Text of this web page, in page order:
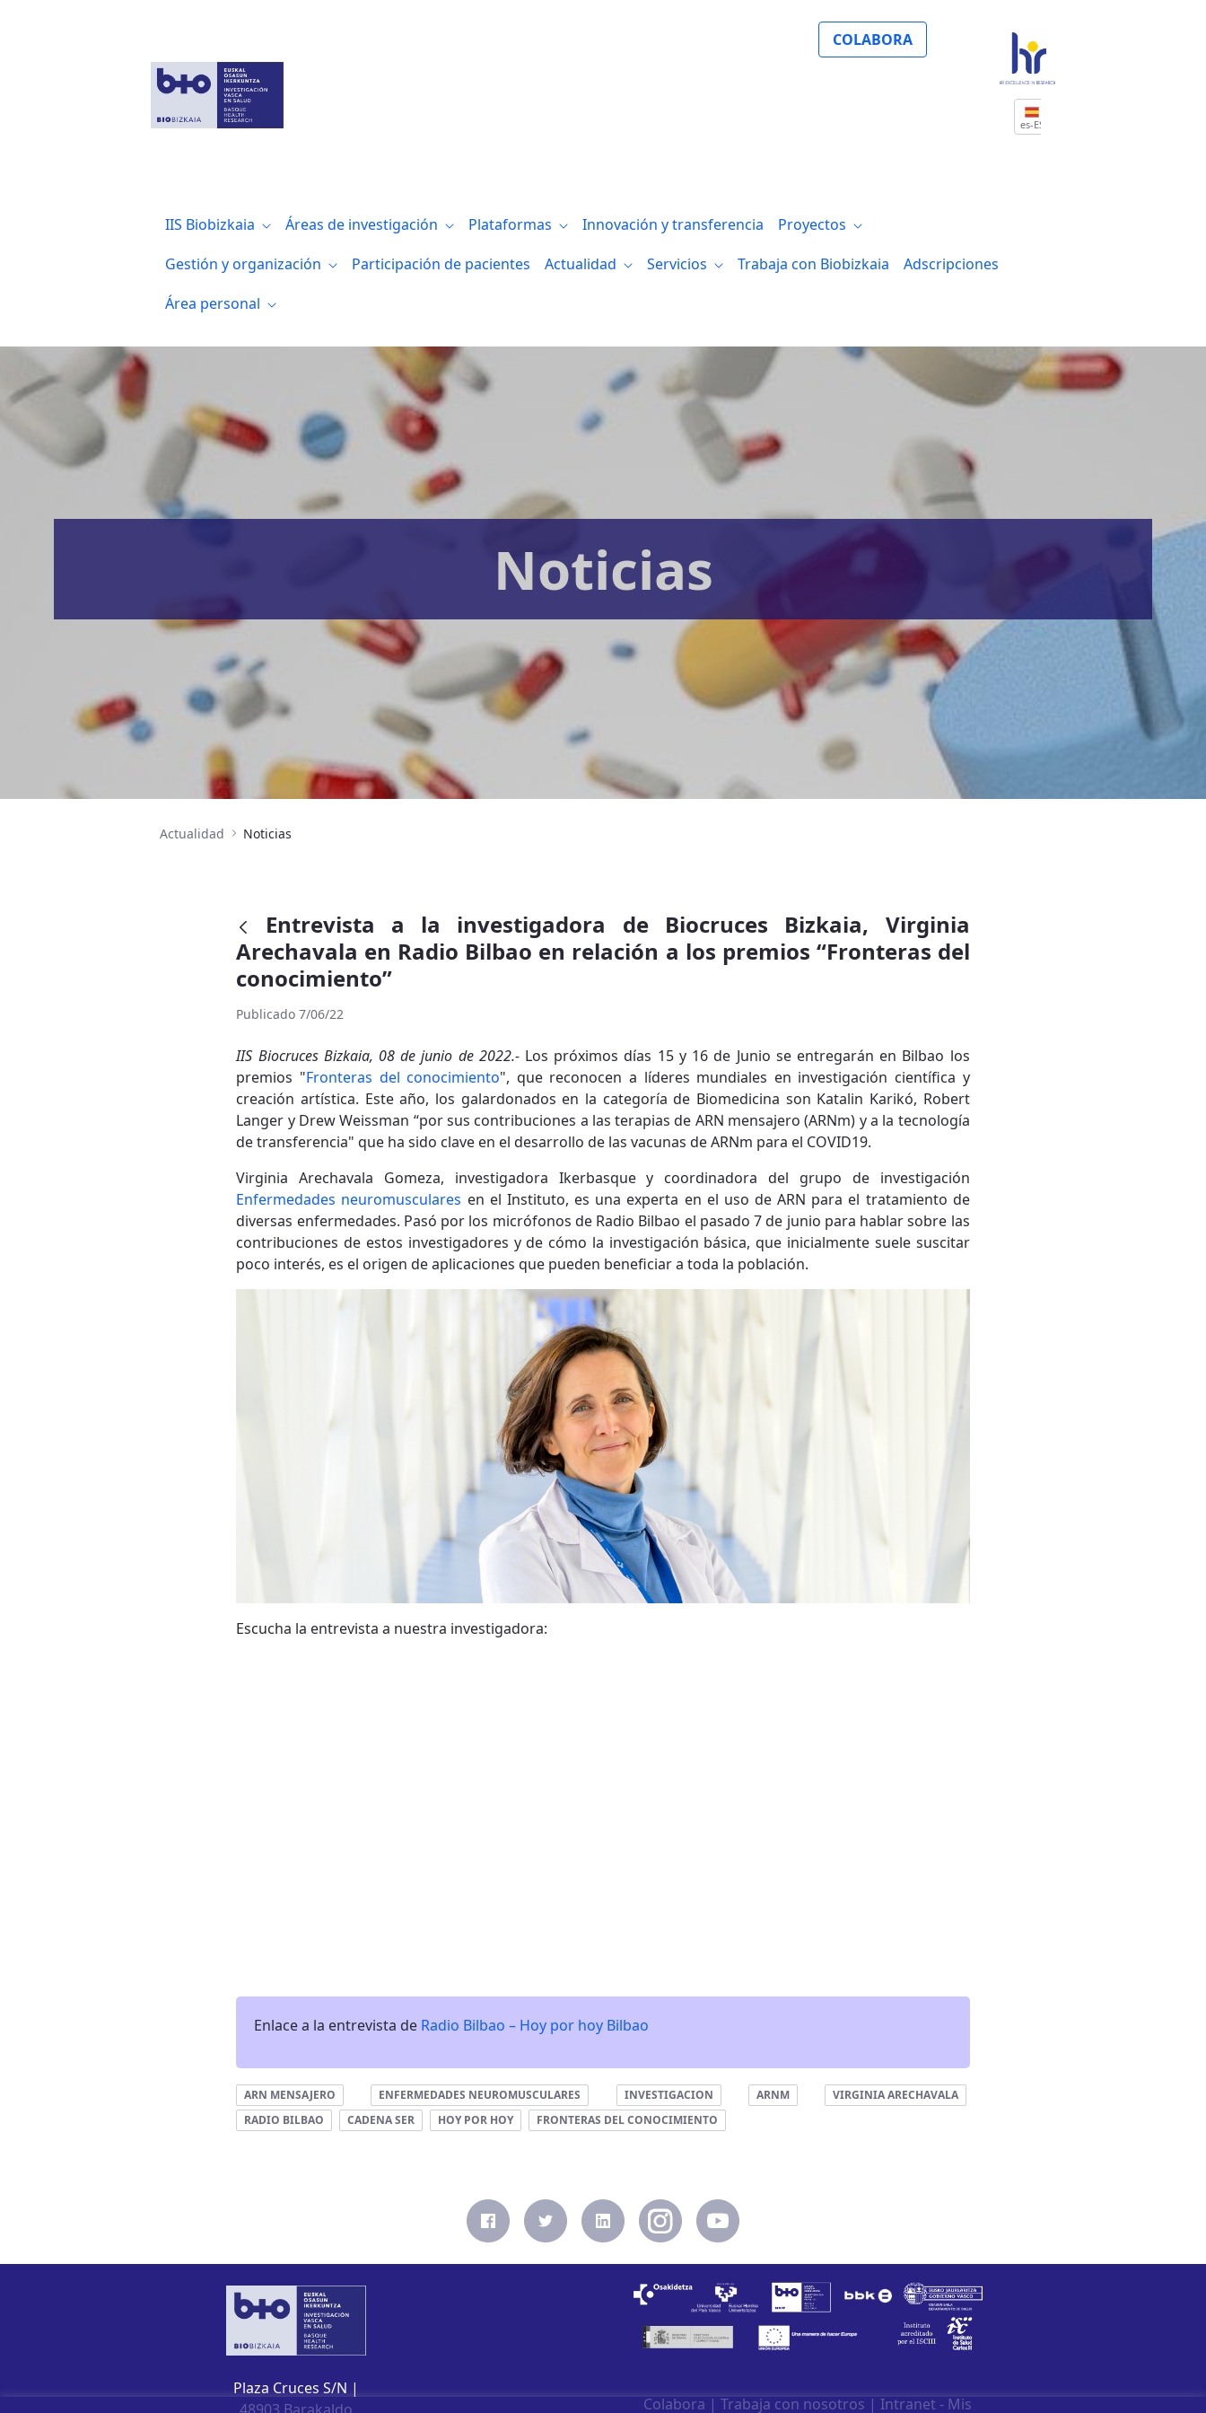
COLABORA
es-ES
IIS Biobizkaia Áreas de investigación Plataformas Innovación y transferencia
Proyectos
Gestión y organización
Participación de pacientes Actualidad Servicios Trabaja con Biobizkaia
Adscripciones
Área personal
Noticias
Actualidad Noticias
Entrevista a la investigadora de Biocruces Bizkaia, Virginia
Arechavala en Radio Bilbao en relación a los premios “Fronteras del
conocimiento”
Publicado 7/06/22
IIS Biocruces Bizkaia, 08 de junio de 2022.- Los próximos días 15 y 16 de Junio se entregarán en Bilbao los
premios "Fronteras del conocimiento", que reconocen a líderes mundiales en investigación científica y
creación artística. Este año, los galardonados en la categoría de Biomedicina son Katalin Karikó, Robert
Langer y Drew Weissman “por sus contribuciones a las terapias de ARN mensajero (ARNm) y a la tecnología
de transferencia" que ha sido clave en el desarrollo de las vacunas de ARNm para el COVID19.
Virginia Arechavala Gomeza, investigadora Ikerbasque y coordinadora del grupo de investigación
Enfermedades neuromusculares en el Instituto, es una experta en el uso de ARN para el tratamiento de
diversas enfermedades. Pasó por los micrófonos de Radio Bilbao el pasado 7 de junio para hablar sobre las
contribuciones de estos investigadores y de cómo la investigación básica, que inicialmente suele suscitar
poco interés, es el origen de aplicaciones que pueden beneficiar a toda la población.
Escucha la entrevista a nuestra investigadora:
Enlace a la entrevista de Radio Bilbao – Hoy por hoy Bilbao
ARN MENSAJERO ENFERMEDADES NEUROMUSCULARES INVESTIGACION ARNM
VIRGINIA ARECHAVALA
RADIO BILBAO
CADENA SER HOY POR HOY FRONTERAS DEL CONOCIMIENTO
Plaza Cruces S/N |
Colabora | Trabaja con nosotros | Intranet - Mis